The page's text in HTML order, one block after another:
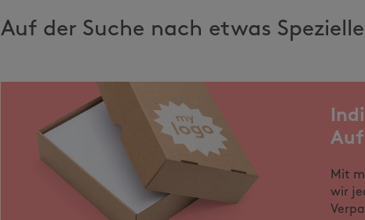
Auf der Suche nach etwas
Mit
wir